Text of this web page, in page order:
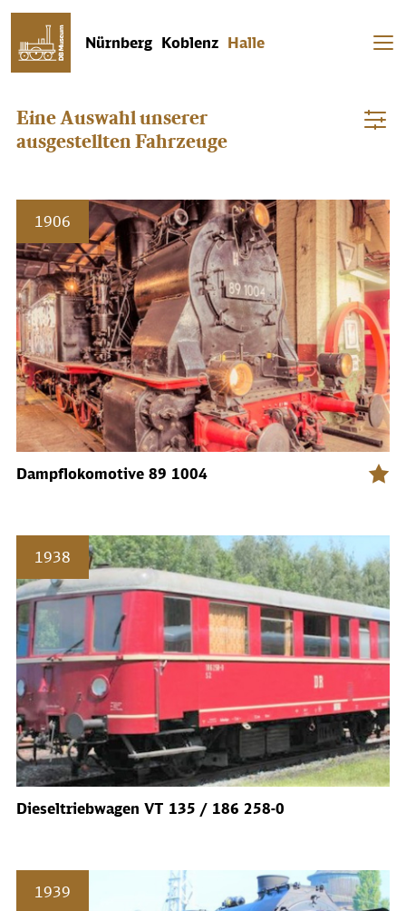
Nürnberg Koblenz Halle
Eine Auswahl unserer
ausgestellten Fahrzeuge
1906
Dampflokomotive 89 1004
1938
Dieseltriebwagen VT 135 / 186 258-0
1939